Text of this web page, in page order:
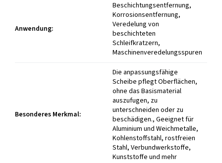
Anwendung:
Beschichtungsentfernung,
Korrosionsentfernung,
Veredelung von
beschichteten
Schleifkratzern,
Maschinenveredelungsspuren
Besonderes Merkmal:
Die anpassungsfähige
Scheibe pflegt Oberflächen,
ohne das Basismaterial
auszufugen, zu
unterschneiden oder zu
beschädigen., Geeignet für
Aluminium und Weichmetalle,
Kohlenstoffstahl, rostfreien
Stahl, Verbundwerkstoffe,
Kunststoffe und mehr